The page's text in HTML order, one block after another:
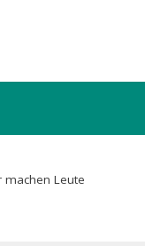
machen Leute